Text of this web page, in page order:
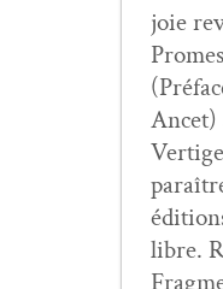
joie
Ancet)
libre.